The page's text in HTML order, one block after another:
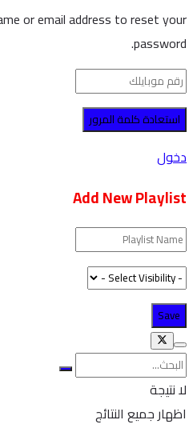
or email address to reset your
password.
دخول
Add New Playlist
لا نتيجة
اظهار جميع النتائج